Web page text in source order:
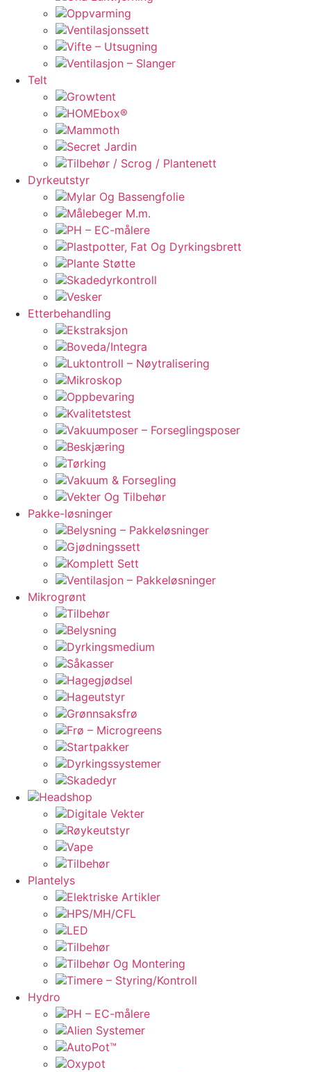
Oppvarming
Ventilasjonssett
Vifte – Utsugning
Ventilasjon – Slanger
Telt
Growtent
HOMEbox®
Mammoth
Secret Jardin
Tilbehør / Scrog / Plantenett
Dyrkeutstyr
Mylar Og Bassengfolie
Målebeger M.m.
PH – EC-målere
Plastpotter, Fat Og Dyrkingsbrett
Plante Støtte
Skadedyrkontroll
Vesker
Etterbehandling
Ekstraksjon
Boveda/Integra
Luktontroll – Nøytralisering
Mikroskop
Oppbevaring
Kvalitetstest
Vakuumposer – Forseglingsposer
Beskjæring
Tørking
Vakuum & Forsegling
Vekter Og Tilbehør
Pakke-løsninger
Belysning – Pakkeløsninger
Gjødningssett
Komplett Sett
Ventilasjon – Pakkeløsninger
Mikrogrønt
Tilbehør
Belysning
Dyrkingsmedium
Såkasser
Hagegjødsel
Hageutstyr
Grønnsaksfrø
Frø – Microgreens
Startpakker
Dyrkingssystemer
Skadedyr
Headshop
Digitale Vekter
Røykeutstyr
Vape
Tilbehør
Plantelys
Elektriske Artikler
HPS/MH/CFL
LED
Tilbehør
Tilbehør Og Montering
Timere – Styring/Kontroll
Hydro
PH – EC-målere
Alien Systemer
AutoPot™
Oxypot